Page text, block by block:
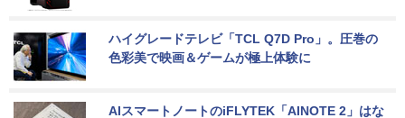
ハイグレードテレビ「TCL Q7D Pro」。圧巻の
色彩美で映画＆ゲームが極上体験に
AIスマートノートのiFLYTEK「AINOTE 2」はな